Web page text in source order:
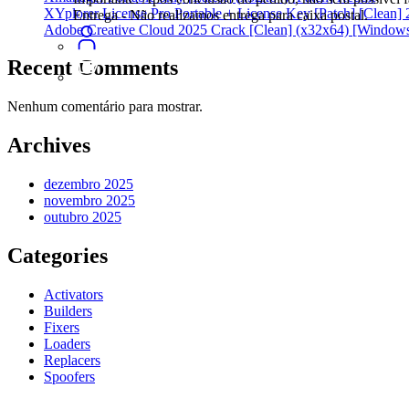
Entrega - Não realizamos entrega para caixa postal.
XYplorer License Pro Portable + License Key [Patch] [Clean]
Adobe Creative Cloud 2025 Crack [Clean] (x32x64)
Recent Comments
Nenhum comentário para mostrar.
Archives
dezembro 2025
novembro 2025
outubro 2025
Categories
Activators
Builders
Fixers
Loaders
Replacers
Spoofers